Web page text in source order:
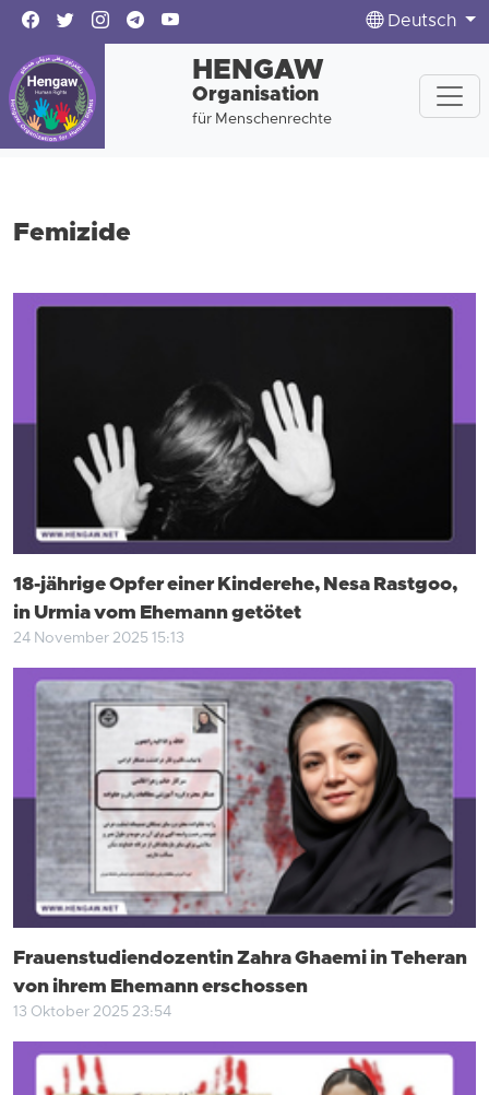
Deutsch
HENGAW
Organisation
für Menschenrechte
Femizide
18-jährige Opfer einer Kinderehe, Nesa Rastgoo,
in Urmia vom Ehemann getötet
24 November 2025 15:13
Frauenstudiendozentin Zahra Ghaemi in Teheran
von ihrem Ehemann erschossen
13 Oktober 2025 23:54